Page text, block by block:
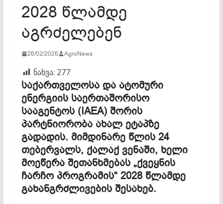
2028 წლამდე
აგრძელებენ
26/02/2026 AgroNews
ნახვა: 277
საქართველოსა და ატომური
ენერგიის საერთაშორისო
სააგენტოს (IAEA) შორის
პარტნიორობა ახალ ეტაპზე
გადადის. მიმდინარე წლის 24
თებერვალს, ქალაქ ვენაში, ხელი
მოეწერა შეთანხმებას „ქვეყნის
ჩარჩო პროგრამის“ 2028 წლამდე
გახანგრძლივების შესახებ.